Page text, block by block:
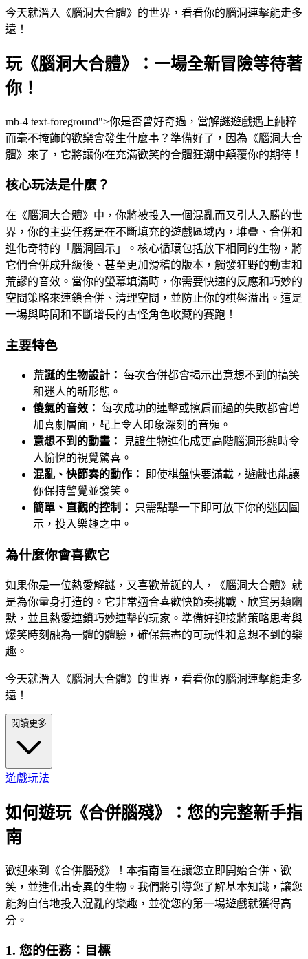
今天就潛入《腦洞大合體》的世界，看看你的腦洞連擊能走多
遠！
玩《腦洞大合體》：一場全新冒險等待著
你！
mb-4 text-foreground">你是否曾好奇過，當解謎遊戲遇上純粹
而毫不掩飾的歡樂會發生什麼事？準備好了，因為《腦洞大合
體》來了，它將讓你在充滿歡笑的合體狂潮中顛覆你的期待！
核心玩法是什麼？
在《腦洞大合體》中，你將被投入一個混亂而又引人入勝的世
界，你的主要任務是在不斷填充的遊戲區域內，堆疊、合併和
進化奇特的「腦洞圖示」。核心循環包括放下相同的生物，將
它們合併成升級後、甚至更加滑稽的版本，觸發狂野的動畫和
荒謬的音效。當你的螢幕填滿時，你需要快速的反應和巧妙的
空間策略來連鎖合併、清理空間，並防止你的棋盤溢出。這是
一場與時間和不斷增長的古怪角色收藏的賽跑！
主要特色
荒誕的生物設計： 每次合併都會揭示出意想不到的搞笑
和迷人的新形態。
傻氣的音效： 每次成功的連擊或擦肩而過的失敗都會增
加喜劇層面，配上令人印象深刻的音頻。
意想不到的動畫：
見證生物進化成更高階腦洞形態時令
人愉悅的視覺驚喜。
混亂、快節奏的動作：
即使棋盤快要滿載，遊戲也能讓
你保持警覺並發笑。
簡單、直觀的控制：
只需點擊一下即可放下你的迷因圖
示，投入樂趣之中。
為什麼你會喜歡它
如果你是一位熱愛解謎，又喜歡荒誕的人，《腦洞大合體》就
是為你量身打造的。它非常適合喜歡快節奏挑戰、欣賞另類幽
默，並且熱愛連鎖巧妙連擊的玩家。準備好迎接將策略思考與
爆笑時刻融為一體的體驗，確保無盡的可玩性和意想不到的樂
趣。
今天就潛入《腦洞大合體》的世界，看看你的腦洞連擊能走多
遠！
閱讀更多
遊戲玩法
如何遊玩《合併腦殘》：您的完整新手指
南
歡迎來到《合併腦殘》！本指南旨在讓您立即開始合併、歡
笑，並進化出奇異的生物。我們將引導您了解基本知識，讓您
能夠自信地投入混亂的樂趣，並從您的第一場遊戲就獲得高
分。
1. 您的任務：目標